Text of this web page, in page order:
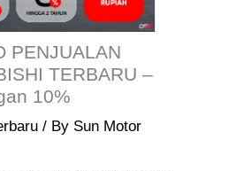
PENJUALAN
TERBARU –
10%
/ By Sun Motor